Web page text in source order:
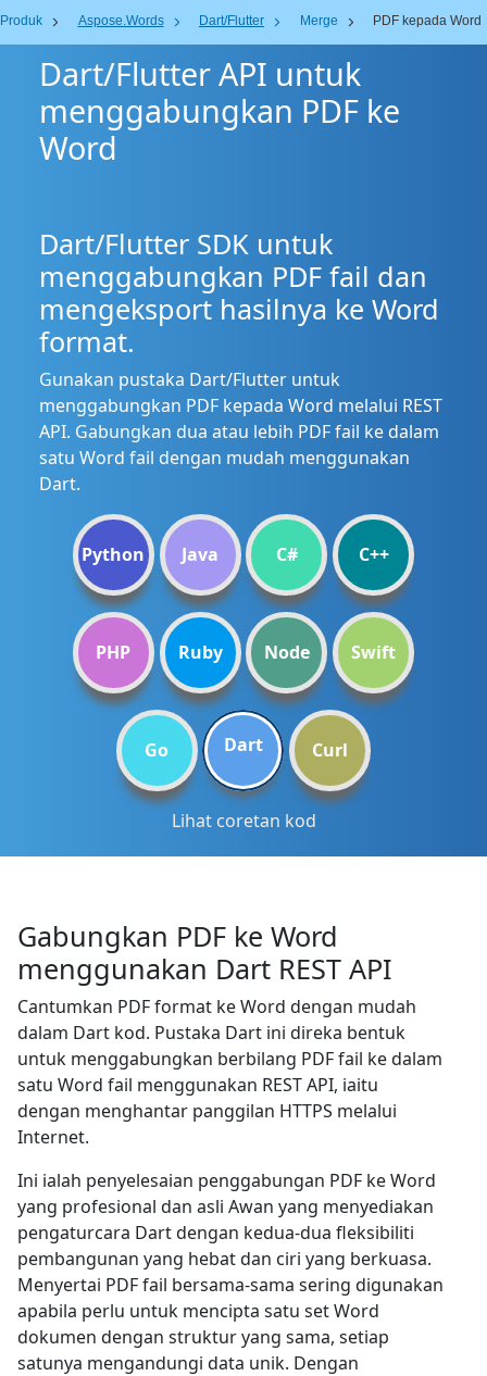
Produk Aspose.Words Dart/Flutter Merge PDF kepada Word
Dart/Flutter API untuk
menggabungkan PDF ke
Word
Dart/Flutter SDK untuk
menggabungkan PDF fail dan
mengeksport hasilnya ke Word
format.
Gunakan pustaka Dart/Flutter untuk
menggabungkan PDF kepada Word melalui REST
API. Gabungkan dua atau lebih PDF fail ke dalam
satu Word fail dengan mudah menggunakan
Dart.
Python Java C# C++
PHP Ruby Node Swift
Go Dart Curl
Lihat coretan kod
Gabungkan PDF ke Word
menggunakan Dart REST API
Cantumkan PDF format ke Word dengan mudah
dalam Dart kod. Pustaka Dart ini direka bentuk
untuk menggabungkan berbilang PDF fail ke dalam
satu Word fail menggunakan REST API, iaitu
dengan menghantar panggilan HTTPS melalui
Internet.
Ini ialah penyelesaian penggabungan PDF ke Word
yang profesional dan asli Awan yang menyediakan
pengaturcara Dart dengan kedua-dua fleksibiliti
pembangunan yang hebat dan ciri yang berkuasa.
Menyertai PDF fail bersama-sama sering digunakan
apabila perlu untuk mencipta satu set Word
dokumen dengan struktur yang sama, setiap
satunya mengandungi data unik. Dengan